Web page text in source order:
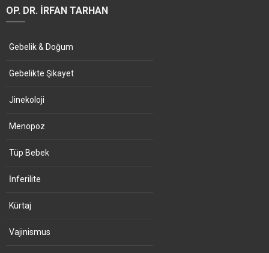
OP. DR. İRFAN TARHAN
Gebelik & Doğum
Gebelikte Şikayet
Jinekoloji
Menopoz
Tüp Bebek
İnferilite
Kürtaj
Vajinismus